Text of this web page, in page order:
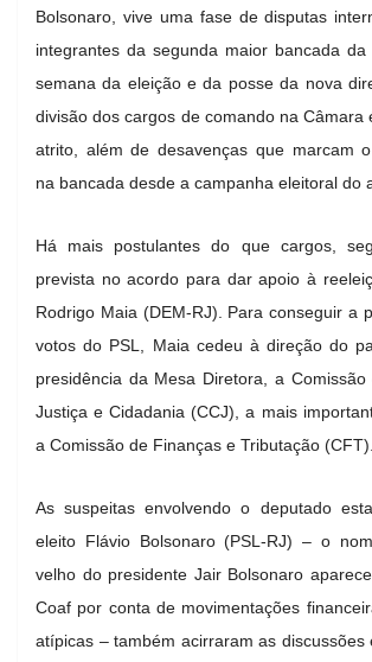
Bolsonaro, vive uma fase de disputas
integrantes da segunda maior bancada
semana da eleição e da posse da nova
divisão dos cargos de comando na Câmara
atrito, além de desavenças que marcam
na bancada desde a campanha eleitoral do
Há mais postulantes do que cargos,
prevista no acordo para dar apoio à
Rodrigo Maia (DEM-RJ). Para conseguir a
votos do PSL, Maia cedeu à direção do
presidência da Mesa Diretora, a Comissão
Justiça e Cidadania (CCJ), a mais
a Comissão de Finanças e Tributação (CFT).
As suspeitas envolvendo o deputado
eleito Flávio Bolsonaro (PSL-RJ) – o
velho do presidente Jair Bolsonaro
Coaf por conta de movimentações
atípicas – também acirraram as discussões